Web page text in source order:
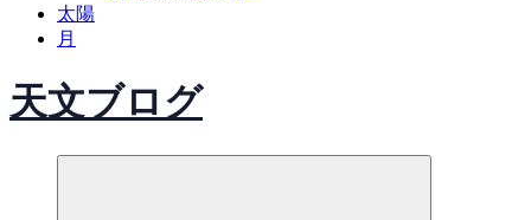
太陽
月
天文ブログ